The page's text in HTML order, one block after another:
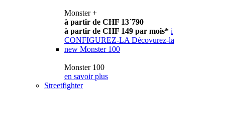
Monster +
à partir de CHF 13´790
à partir de CHF 149 par mois* i
CONFIGUREZ-LA Décovurez-la
new Monster 100
Monster 100
en savoir plus
Streetfighter